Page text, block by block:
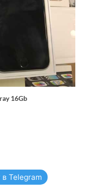
16Gb
Telegram